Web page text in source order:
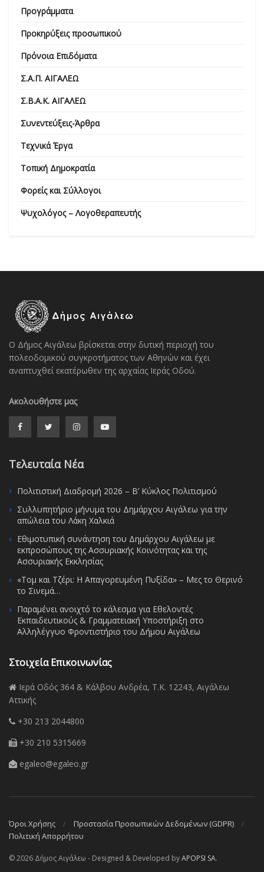
Προγράμματα
Προκηρύξεις προσωπικού
Πρόνοια Επιδόματα
Σ.Α.Π. ΑΙΓΑΛΕΩ
Σ.Β.Α.Κ. ΑΙΓΑΛΕΩ
Συνεντεύξεις-Άρθρα
Τεχνικά Έργα
Τοπική Δημοκρατία
Φορείς και Σύλλογοι
Ψυχολόγος – Λογοθεραπευτής
Ο Δήμος Αιγάλεω βρίσκεται στην δυτική περιοχή του
πολεοδομικού συγκροτήματος των Αθηνών και έχει
αναπτυχθεί εκατέρωθεν της αρχαίας Ιεράς Οδού.
Ακολουθήστε μας
Τελευταία Νέα
Πολιτιστική Διαδρομή 2026 – Β’ Κύκλος Πολιτισμού
Συλλυπητήριο μήνυμα του Δημάρχου Αιγάλεω για την
απώλεια του Λάκη Χαλκιά
Εθιμοτυπική συνάντηση του Δημάρχου Αιγάλεω με
εκπροσώπους της Ασσυριακής Κοινότητας και της
Ασσυριακής Εκκλησίας
«Τομ και Τζέρι: Η Απαγορευμένη Πυξίδα» – Μες το Θερινό
το Σινεμά…
Παραμένει ανοιχτό το κάλεσμα για Εθελοντές
Εκπαιδευτικούς & Γραμματειακή Υποστήριξη στο
Αλληλέγγυο Φροντιστήριο του Δήμου Αιγάλεω
Στοιχεία Επικοινωνίας
Ιερά Οδός 364 & Κάλβου Ανδρέα, Τ.Κ. 12243, Αιγάλεω
Αττικής
+30 213 2044800
+30 210 5315669
egaleo@egaleo.gr
Όροι Χρήσης
Προστασία Προσωπικών Δεδομένων (GDPR)
Πολιτική Απορρήτου
© 2026 Δήμος Αιγάλεω - Designed & Developed byAPOPSI SA.